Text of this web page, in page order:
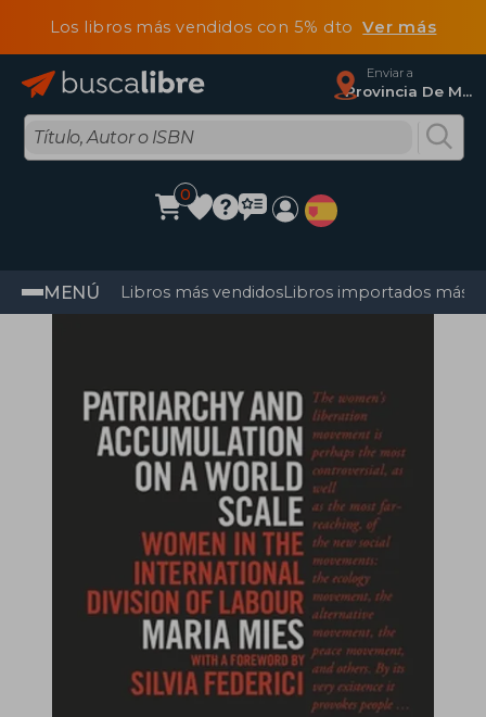
Los libros más vendidos con 5% dtoVer más
Enviar a
Provincia De Madrid
0
MENÚ Libros más vendidosLibros importados más